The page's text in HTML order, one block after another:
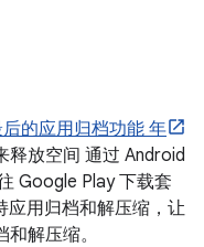
的应用归档功能 年
释放空间 通过 Android
Google Play 下载套
应用归档和解压缩，让
解压缩。